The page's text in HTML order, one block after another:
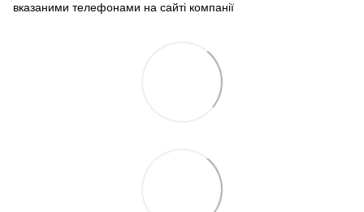
вказаними телефонами на сайті компанії